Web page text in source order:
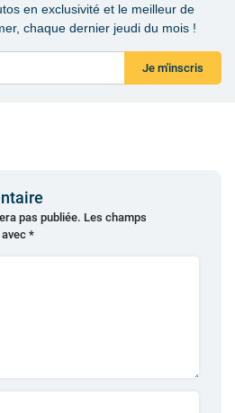
en exclusivité et le meilleur de
chaque dernier jeudi du mois !
Je m'inscris
pas publiée. Les champs
*